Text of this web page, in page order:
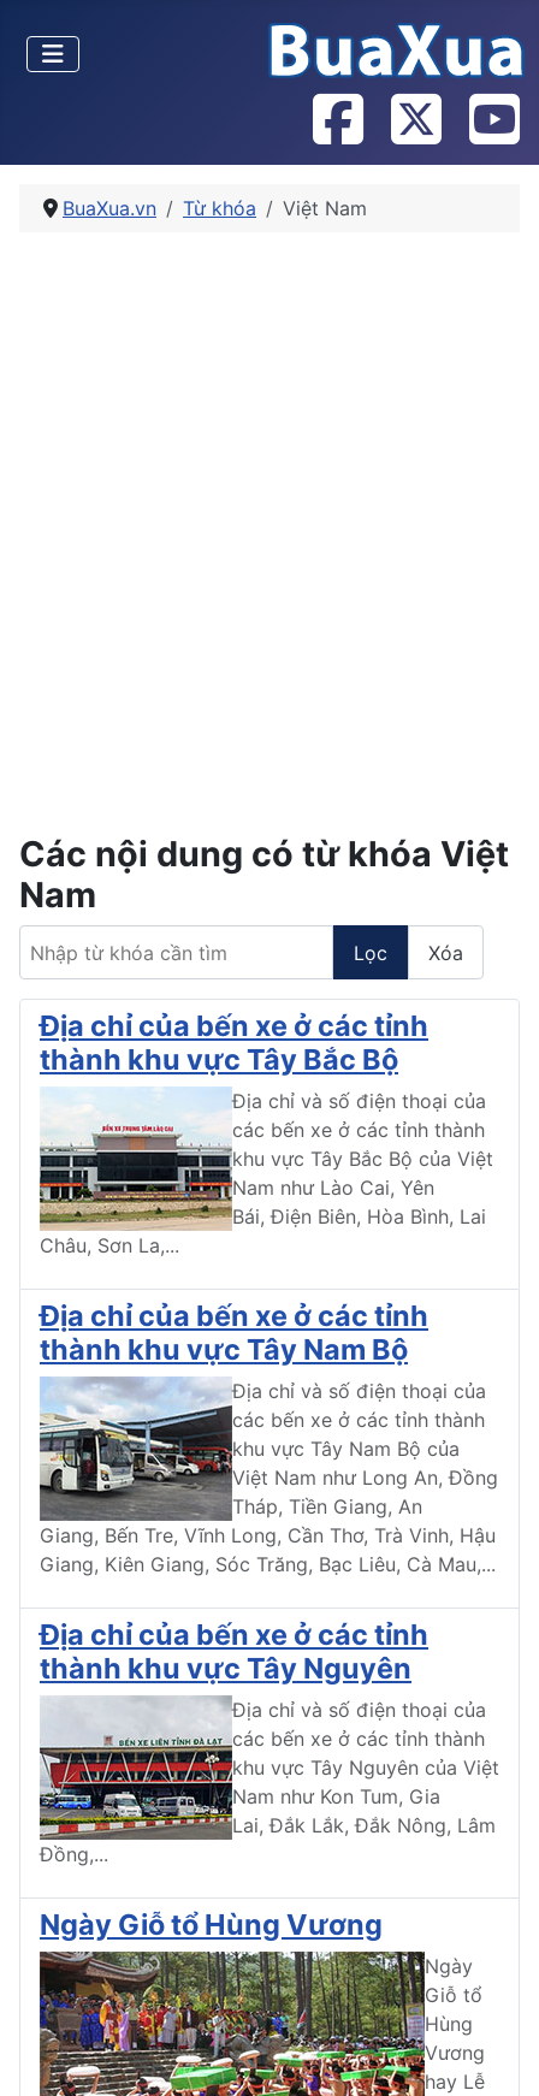
BuaXua.vn Từ khóa Việt Nam
Các nội dung có từ khóa Việt
Nam
Nhập từ khóa cần tìm
Lọc Xóa
Địa chỉ của bến xe ở các tỉnh
thành khu vực Tây Bắc Bộ
Địa chỉ và số điện thoại của
các bến xe ở các tỉnh thành
khu vực Tây Bắc Bộ của Việt
Nam như Lào Cai, Yên
Bái, Điện Biên, Hòa Bình, Lai
Châu, Sơn La,...
Địa chỉ của bến xe ở các tỉnh
thành khu vực Tây Nam Bộ
Địa chỉ và số điện thoại của
các bến xe ở các tỉnh thành
khu vực Tây Nam Bộ của
Việt Nam như Long An, Đồng
Tháp, Tiền Giang, An
Giang, Bến Tre, Vĩnh Long, Cần Thơ, Trà Vinh, Hậu
Giang, Kiên Giang, Sóc Trăng, Bạc Liêu, Cà Mau,...
Địa chỉ của bến xe ở các tỉnh
thành khu vực Tây Nguyên
Địa chỉ và số điện thoại của
các bến xe ở các tỉnh thành
khu vực Tây Nguyên của Việt
Nam như Kon Tum, Gia
Lai, Đắk Lắk, Đắk Nông, Lâm
Đồng,...
Ngày Giỗ tổ Hùng Vương
Ngày
Giỗ tổ
Hùng
Vương
hay Lễ